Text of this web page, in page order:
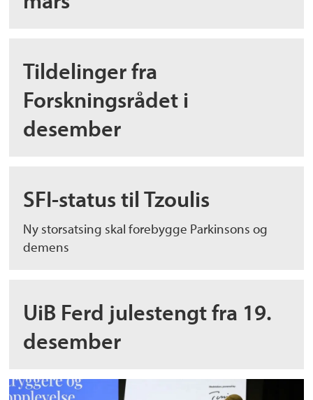
Tildelinger fra
Forskningsrådet i
desember
SFI-status til Tzoulis
Ny storsatsing skal forebygge Parkinsons og
demens
UiB Ferd julestengt fra 19.
desember